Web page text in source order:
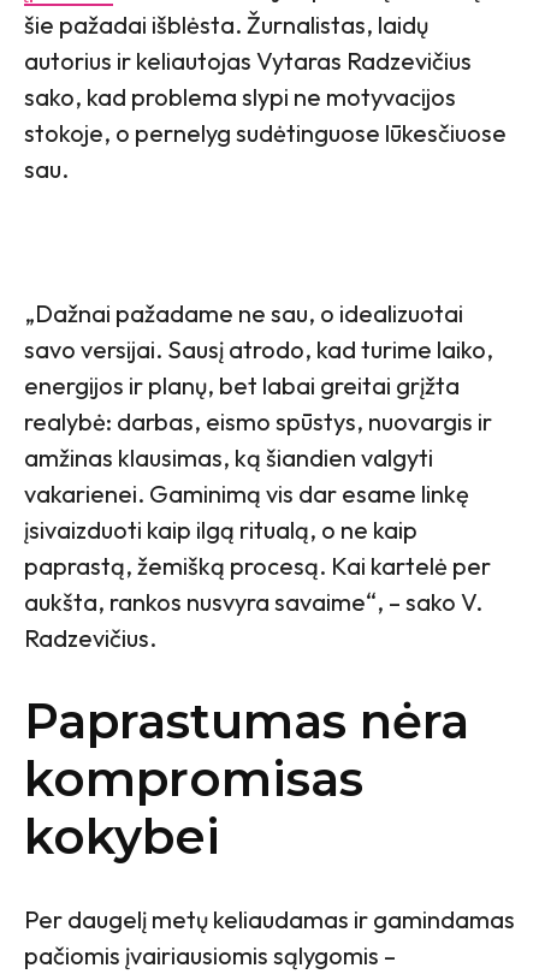
šie pažadai išblėsta. Žurnalistas, laidų
autorius ir keliautojas Vytaras Radzevičius
sako, kad problema slypi ne motyvacijos
stokoje, o pernelyg sudėtinguose lūkesčiuose
sau.
„Dažnai pažadame ne sau, o idealizuotai
savo versijai. Sausį atrodo, kad turime laiko,
energijos ir planų, bet labai greitai grįžta
realybė: darbas, eismo spūstys, nuovargis ir
amžinas klausimas, ką šiandien valgyti
vakarienei. Gaminimą vis dar esame linkę
įsivaizduoti kaip ilgą ritualą, o ne kaip
paprastą, žemišką procesą. Kai kartelė per
aukšta, rankos nusvyra savaime“, – sako V.
Radzevičius.
Paprastumas nėra
kompromisas
kokybei
Per daugelį metų keliaudamas ir gamindamas
pačiomis įvairiausiomis sąlygomis –